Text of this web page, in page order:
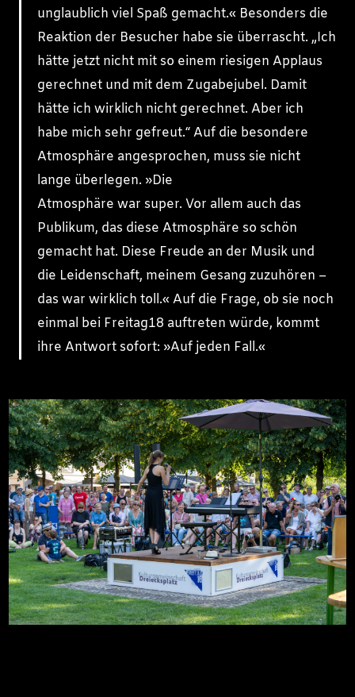
unglaublich viel Spaß gemacht.« Besonders die
Reaktion der Besucher habe sie überrascht. „Ich
hätte jetzt nicht mit so einem riesigen Applaus
gerechnet und mit dem Zugabejubel. Damit
hätte ich wirklich nicht gerechnet. Aber ich
habe mich sehr gefreut.“ Auf die besondere
Atmosphäre angesprochen, muss sie nicht
lange überlegen. »Die
Atmosphäre war super. Vor allem auch das
Publikum, das diese Atmosphäre so schön
gemacht hat. Diese Freude an der Musik und
die Leidenschaft, meinem Gesang zuzuhören –
das war wirklich toll.« Auf die Frage, ob sie noch
einmal bei Freitag18 auftreten würde, kommt
ihre Antwort sofort: »Auf jeden Fall.«